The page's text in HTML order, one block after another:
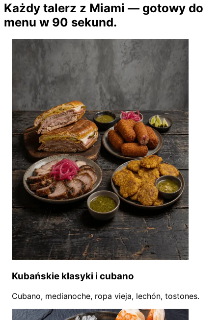
Każdy talerz z Miami — gotowy do
menu w 90 sekund.
Kubańskie klasyki i cubano
Cubano, medianoche, ropa vieja, lechón, tostones.